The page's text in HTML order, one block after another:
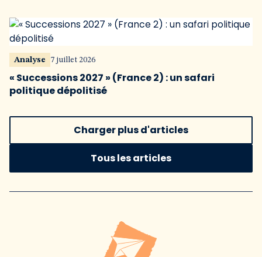
Analyse 7 juillet 2026
« Successions 2027 » (France 2) : un safari
politique dépolitisé
Charger plus d'articles
Tous les articles